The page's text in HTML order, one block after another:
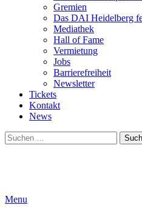
Gremien
Das DAI Heidelberg
Mediathek
Hall of Fame
Vermietung
Jobs
Barrierefreiheit
Newsletter
Tickets
Kontakt
News
Suchen
nach:
Menu